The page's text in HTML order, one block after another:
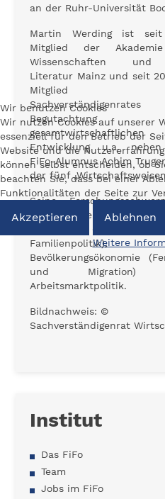
an der Ruhr-Universität
Martin Werding ist seit
Mitglied der
Wissenschaften
Literatur Mainz und seit
Mitglied
Begutachtung
gesamtwirtschaftlichen
Entwicklung u.a.
FiFo-Alumnus Achim
der fünf
Seine
sind Öffentliche
Sozialpolitik
Familienpolitik),
Bevölkerungsökonomie
und Migration)
Arbeitsmarktpolitik.
Bildnachweis: ©
Sachverständigenrat
Institut
Das FiFo
Team
Jobs im FiFo
Wir benutzen Cookies
Wir nutzen Cookies auf unserer
essenziell für den Betrieb der
Website und die
können selbst entscheiden, ob
beachten Sie, dass bei einer
Funktionalitäten der Seite zur
Akzeptieren Ablehnen
Weitere